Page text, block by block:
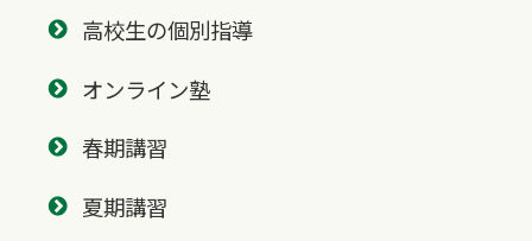
高校生の個別指導
オンライン塾
春期講習
夏期講習